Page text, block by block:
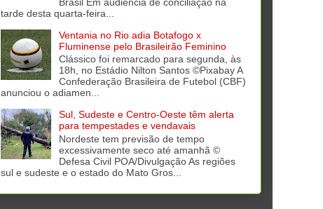
tarde desta quarta-feira...
Ventania no Rio adia Botafogo x
Fluminense pelo Brasileirão Feminino
Clássico foi remarcado para segunda, às
18h, no Estádio Nilton Santos ©Pixabay A
Confederação Brasileira de Futebol (CBF)
anunciou o adiamen...
Sul, Sudeste e Centro-Oeste têm alerta
para tempestades e vendavais
Nordeste tem previsão de tempo
excessivamente seco até amanhã ©
Defesa Civil POA/Divulgação As regiões
sul e sudeste e o estado do Mato Gros...